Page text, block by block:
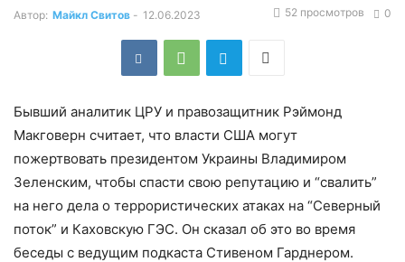
Автор: Майкл Свитов - 12.06.2023 0
52 просмотров
Бывший аналитик ЦРУ и правозащитник Рэймонд
Макговерн считает, что власти США могут
пожертвовать президентом Украины Владимиром
Зеленским, чтобы спасти свою репутацию и “свалить”
на него дела о террористических атаках на “Северный
поток” и Каховскую ГЭС. Он сказал об это во время
беседы с ведущим подкаста Стивеном Гарднером.